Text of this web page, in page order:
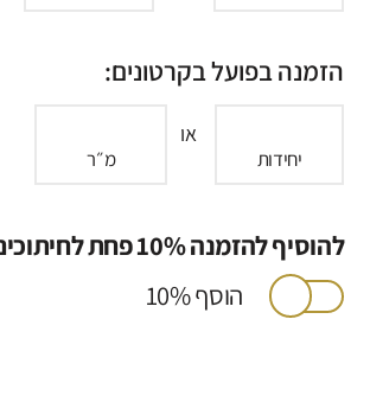
הזמנה בפועל בקרטונים:
יחידות
או
מ״ר
להוסיף להזמנה 10% פחת לחיתוכים ותיקונים?
הוסף 10%